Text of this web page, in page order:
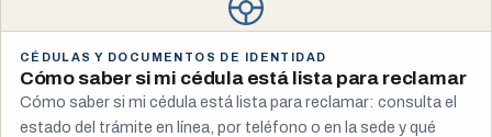
CÉDULAS Y DOCUMENTOS DE IDENTIDAD
Cómo saber si mi cédula está lista para reclamar
Cómo saber si mi cédula está lista para reclamar: consulta el
estado del trámite en línea, por teléfono o en la sede y qué